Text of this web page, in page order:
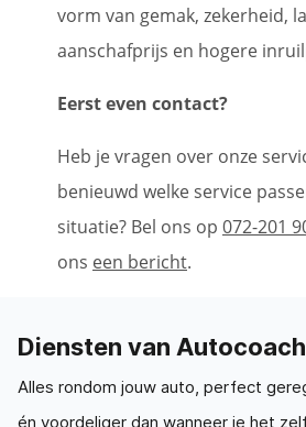
vorm van gemak, zekerheid,
aanschafprijs en hogere
Eerst even contact?
Heb je vragen over onze
benieuwd welke service
situatie? Bel ons op 072-201
ons een bericht.
Diensten van Autocoach
Alles rondom jouw auto, perfect
én voordeliger dan wanneer je het